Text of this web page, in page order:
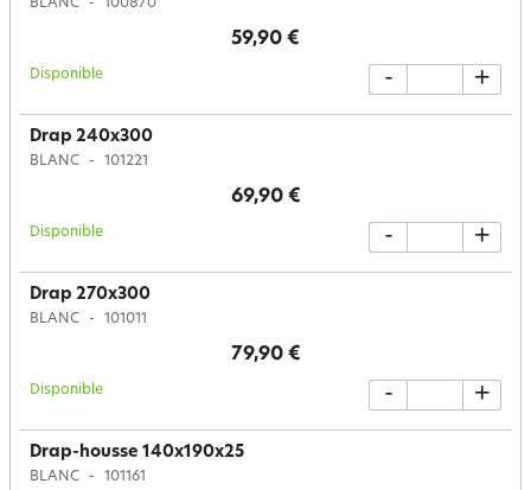
BLANC 100870
59,90 €
Disponible - +
Drap 240x300
BLANC 101221
69,90 €
Disponible - +
Drap 270x300
BLANC 101011
79,90 €
Disponible - +
Drap-housse 140x190x25
BLANC 101161